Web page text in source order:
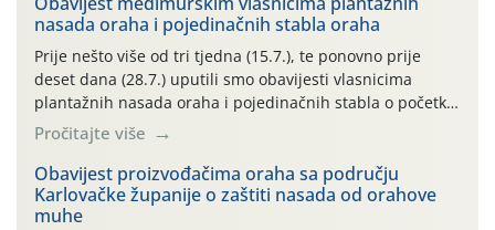
povijesno i ekstremno vruće meteorološko razdoblje, uz
najviše temperature […]
nasada oraha i pojedinačnih stabla oraha
Prije nešto više od tri tjedna (15.7.), te ponovno prije
deset dana (28.7.) uputili smo obavijesti vlasnicima
plantažnih nasada oraha i pojedinačnih stabla o početku
leta i ovogodišnjoj potrebi usmjerenog suzbijanja
orahove muhe (Rhagoletis completa)! Već dvanaest dana
traje drugi ovogodišnji “toplinski udar”, koji naročito
izražen zadnja šest dana (31.7.-05.8.), jer najviše
temperature zraka svakodnevno […]
Pročitajte više
Obavijest proizvođačima oraha sa području
Karlovačke županije o zaštiti nasada od orahove
muhe